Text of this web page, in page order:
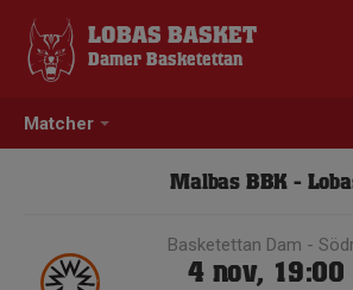
Matcher
LOBAS BASKET
Damer Basketettan
Malbas BBK -
Basketettan Dam -
4 nov, 19:00